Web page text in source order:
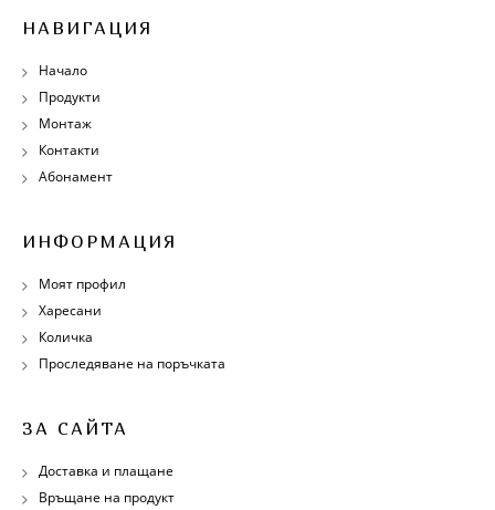
НАВИГАЦИЯ
Начало
Продукти
Монтаж
Контакти
Абонамент
ИНФОРМАЦИЯ
Моят профил
Харесани
Количка
Проследяване на поръчката
ЗА САЙТА
Доставка и плащане
Връщане на продукт